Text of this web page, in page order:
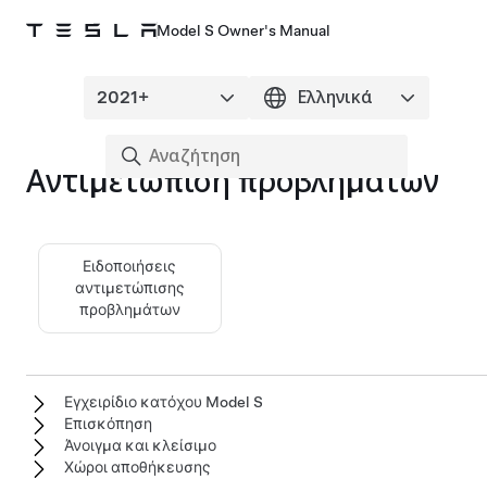
Model S Owner's Manual
Αντιμετώπιση προβλημάτων
Ειδοποιήσεις
αντιμετώπισης
προβλημάτων
Εγχειρίδιο κατόχου Model S
Επισκόπηση
Άνοιγμα και κλείσιμο
Χώροι αποθήκευσης